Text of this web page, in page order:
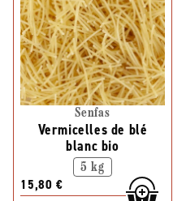
Senfas
Vermicelles de blé
blanc bio
5 kg
15,80 €